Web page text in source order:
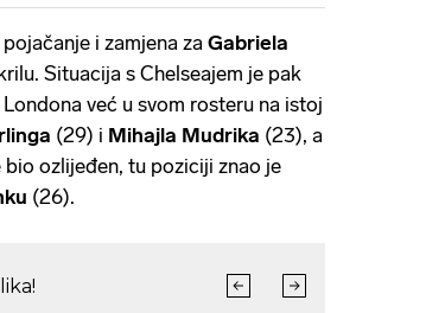
i zamjena za Gabriela
Situacija s Chelseajem je pak
već u svom rosteru na istoj
(29) i Mihajla Mudrika (23), a
ozlijeđen, tu poziciji znao je
(26).